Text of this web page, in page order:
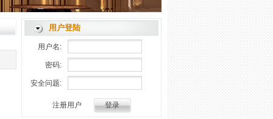
用户登陆
用户名:
密码:
安全问题:
注册用户